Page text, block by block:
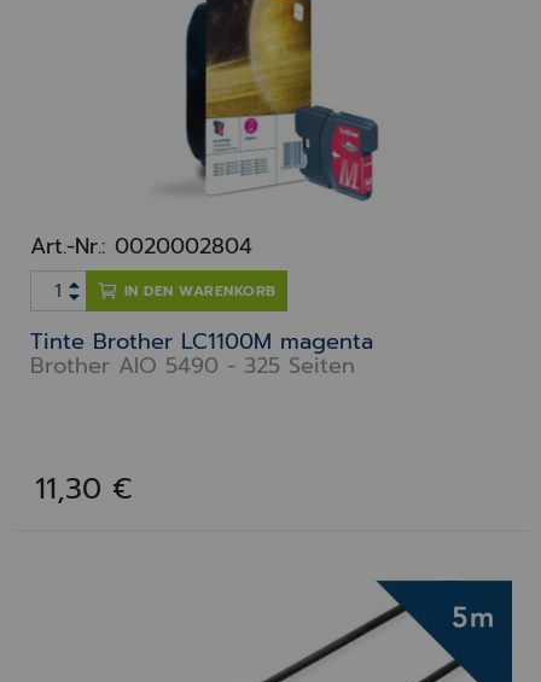
Art.-Nr.: 0020002804
IN DEN WARENKORB
Tinte Brother LC1100M magenta
Brother AIO 5490 - 325 Seiten
11,30 €